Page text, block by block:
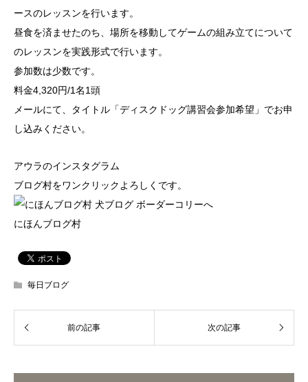
ースのレッスンを行います。
昼食を済ませたのち、場所を移動してゲームの組み立てについて
のレッスンを実践形式で行います。
参加数は少数です。
料金4,320円/1名1頭
メールにて、タイトル「ディスクドッグ講習会参加希望」でお申
し込みください。
アウラのインスタグラム
ブログ村をワンクリックよろしくです。
にほんブログ村
毎日ブログ